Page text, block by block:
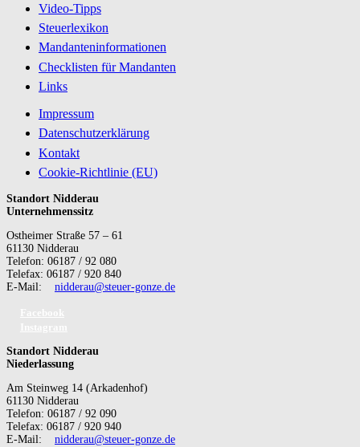
Video-Tipps
Steuerlexikon
Mandanteninformationen
Checklisten für Mandanten
Links
Impressum
Datenschutzerklärung
Kontakt
Cookie-Richtlinie (EU)
Standort Nidderau
Unternehmenssitz
Ostheimer Straße 57 – 61
61130 Nidderau
Telefon: 06187 / 92 080
Telefax: 06187 / 920 840
E-Mail: nidderau@steuer-gonze.de
Standort Nidderau
Niederlassung
Am Steinweg 14 (Arkadenhof)
61130 Nidderau
Telefon: 06187 / 92 090
Telefax: 06187 / 920 940
E-Mail: nidderau@steuer-gonze.de